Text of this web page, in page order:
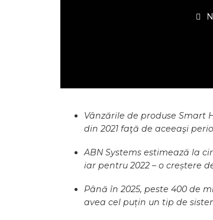
Vânzările de produse Smart
din 2021 faţă de aceeaşi
ABN Systems estimează la
iar pentru 2022 – o creștere
Până în 2025, peste 400 de
avea cel puțin un tip de